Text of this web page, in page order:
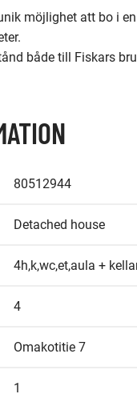
möjlighet att bo i
både till Fiskars
80512944
Detached house
4h,k,wc,et,aula +
4
Omakotitie 7
1